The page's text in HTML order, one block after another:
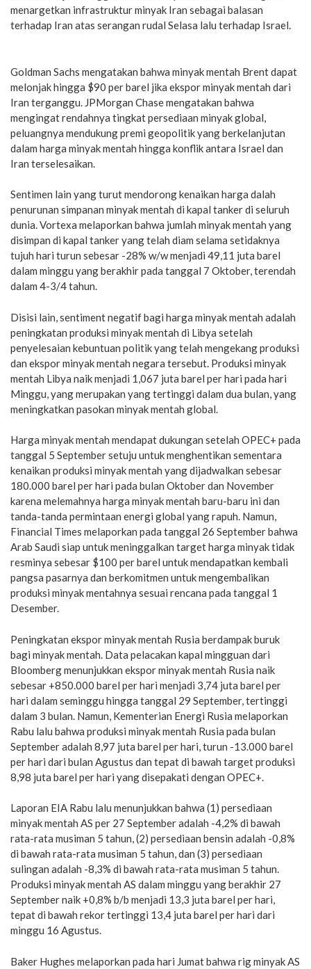
menargetkan infrastruktur minyak Iran sebagai balasan
terhadap Iran atas serangan rudal Selasa lalu terhadap Israel.
Goldman Sachs mengatakan bahwa minyak mentah Brent dapat
melonjak hingga $90 per barel jika ekspor minyak mentah dari
Iran terganggu. JPMorgan Chase mengatakan bahwa
mengingat rendahnya tingkat persediaan minyak global,
peluangnya mendukung premi geopolitik yang berkelanjutan
dalam harga minyak mentah hingga konflik antara Israel dan
Iran terselesaikan.
Sentimen lain yang turut mendorong kenaikan harga dalah
penurunan simpanan minyak mentah di kapal tanker di seluruh
dunia. Vortexa melaporkan bahwa jumlah minyak mentah yang
disimpan di kapal tanker yang telah diam selama setidaknya
tujuh hari turun sebesar -28% w/w menjadi 49,11 juta barel
dalam minggu yang berakhir pada tanggal 7 Oktober, terendah
dalam 4-3/4 tahun.
Disisi lain, sentiment negatif bagi harga minyak mentah adalah
peningkatan produksi minyak mentah di Libya setelah
penyelesaian kebuntuan politik yang telah mengekang produksi
dan ekspor minyak mentah negara tersebut. Produksi minyak
mentah Libya naik menjadi 1,067 juta barel per hari pada hari
Minggu, yang merupakan yang tertinggi dalam dua bulan, yang
meningkatkan pasokan minyak mentah global.
Harga minyak mentah mendapat dukungan setelah OPEC+ pada
tanggal 5 September setuju untuk menghentikan sementara
kenaikan produksi minyak mentah yang dijadwalkan sebesar
180.000 barel per hari pada bulan Oktober dan November
karena melemahnya harga minyak mentah baru-baru ini dan
tanda-tanda permintaan energi global yang rapuh. Namun,
Financial Times melaporkan pada tanggal 26 September bahwa
Arab Saudi siap untuk meninggalkan target harga minyak tidak
resminya sebesar $100 per barel untuk mendapatkan kembali
pangsa pasarnya dan berkomitmen untuk mengembalikan
produksi minyak mentahnya sesuai rencana pada tanggal 1
Desember.
Peningkatan ekspor minyak mentah Rusia berdampak buruk
bagi minyak mentah. Data pelacakan kapal mingguan dari
Bloomberg menunjukkan ekspor minyak mentah Rusia naik
sebesar +850.000 barel per hari menjadi 3,74 juta barel per
hari dalam seminggu hingga tanggal 29 September, tertinggi
dalam 3 bulan. Namun, Kementerian Energi Rusia melaporkan
Rabu lalu bahwa produksi minyak mentah Rusia pada bulan
September adalah 8,97 juta barel per hari, turun -13.000 barel
per hari dari bulan Agustus dan tepat di bawah target produksi
8,98 juta barel per hari yang disepakati dengan OPEC+.
Laporan EIA Rabu lalu menunjukkan bahwa (1) persediaan
minyak mentah AS per 27 September adalah -4,2% di bawah
rata-rata musiman 5 tahun, (2) persediaan bensin adalah -0,8%
di bawah rata-rata musiman 5 tahun, dan (3) persediaan
sulingan adalah -8,3% di bawah rata-rata musiman 5 tahun.
Produksi minyak mentah AS dalam minggu yang berakhir 27
September naik +0,8% b/b menjadi 13,3 juta barel per hari,
tepat di bawah rekor tertinggi 13,4 juta barel per hari dari
minggu 16 Agustus.
Baker Hughes melaporkan pada hari Jumat bahwa rig minyak AS